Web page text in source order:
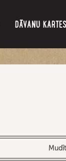
DĀVANU KARTES